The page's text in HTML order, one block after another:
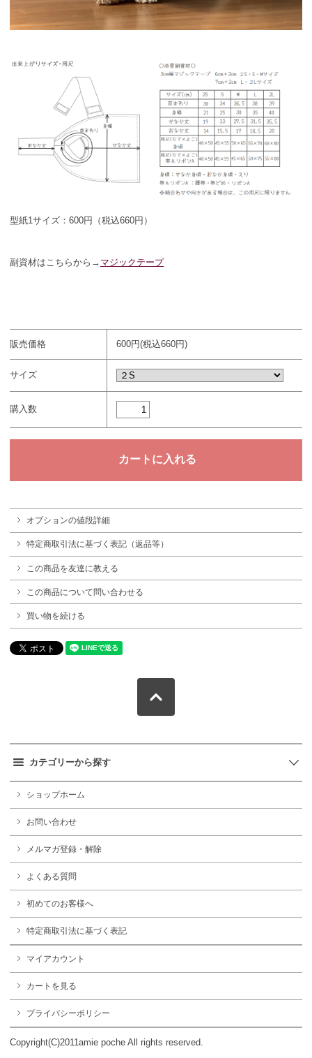
型紙1サイズ：600円（税込660円）
副資材はこちらから→ マジックテープ
販売価格 600円(税込660円)
サイズ
購入数
オプションの値段詳細
特定商取引法に基づく表記（返品等）
この商品を友達に教える
この商品について問い合わせる
買い物を続ける
カテゴリーから探す
ショップホーム
お問い合わせ
メルマガ登録・解除
よくある質問
初めてのお客様へ
特定商取引法に基づく表記
マイアカウント
カートを見る
プライバシーポリシー
Copyright(C)2011amie poche All rights reserved.